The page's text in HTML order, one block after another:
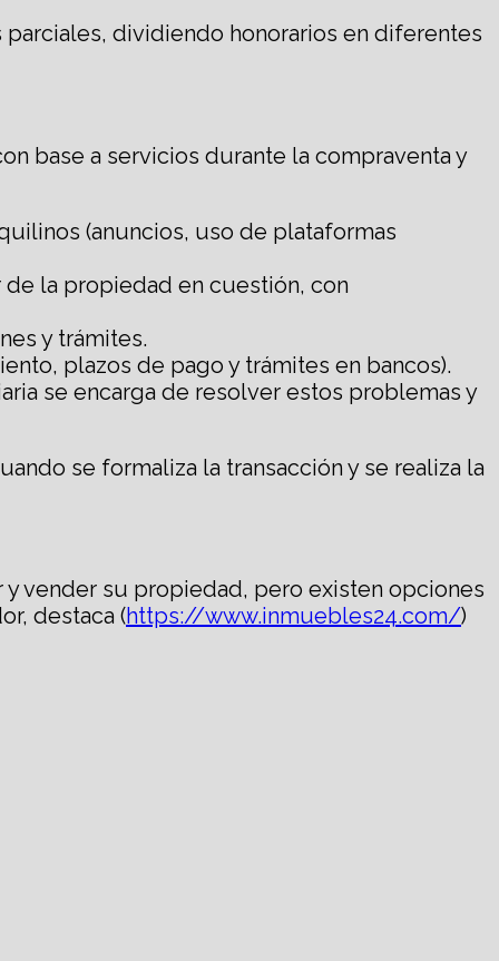
dividiendo honorarios en diferentes
base a servicios durante la compraventa y
(anuncios, uso de plataformas
la propiedad en cuestión, con
y trámites.
plazos de pago y trámites en bancos).
se encarga de resolver estos problemas y
se formaliza la transacción y se realiza la
vender su propiedad, pero existen opciones
destaca (https://www.inmuebles24.com/)